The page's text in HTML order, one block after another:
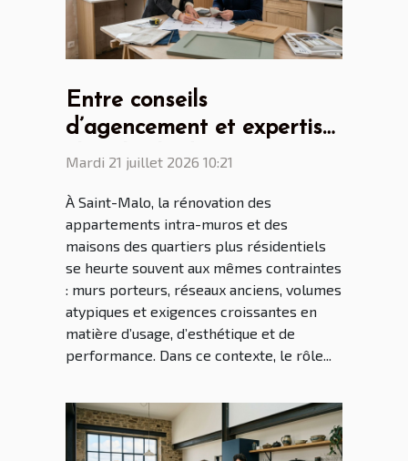
Entre conseils
d’agencement et expertise
: le rôle clé du cuisiniste
rénovation malouine
Mardi 21 juillet 2026 10:21
À Saint-Malo, la rénovation des
appartements intra-muros et des
maisons des quartiers plus résidentiels
se heurte souvent aux mêmes contraintes
: murs porteurs, réseaux anciens, volumes
atypiques et exigences croissantes en
matière d’usage, d’esthétique et de
performance. Dans ce contexte, le rôle...